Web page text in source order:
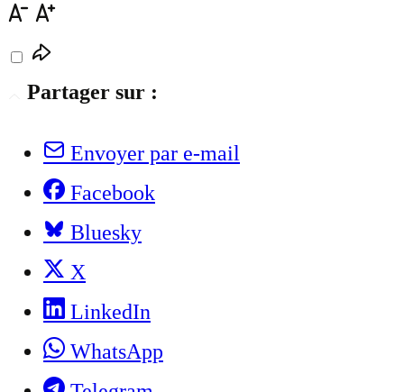
Partager sur :
Envoyer par e-mail
Facebook
Bluesky
X
LinkedIn
WhatsApp